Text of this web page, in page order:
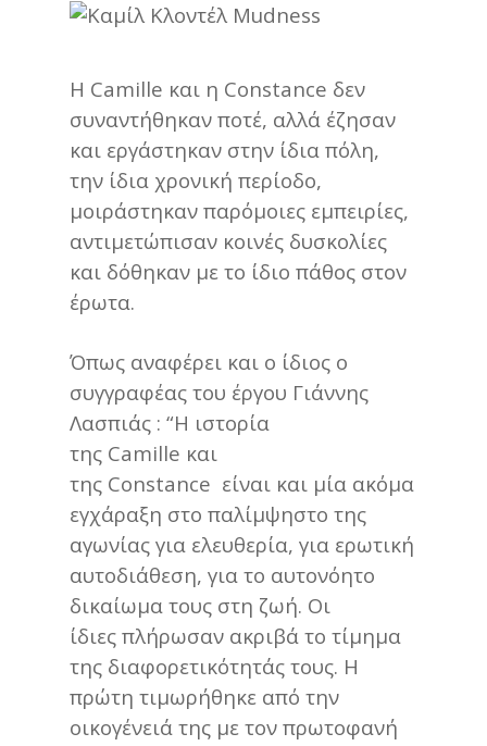
Η Camille και η Constance δεν
συναντήθηκαν ποτέ, αλλά έζησαν
και εργάστηκαν στην ίδια πόλη,
την ίδια χρονική περίοδο,
μοιράστηκαν παρόμοιες εμπειρίες,
αντιμετώπισαν κοινές δυσκολίες
και δόθηκαν με το ίδιο πάθος στον
έρωτα.
Όπως αναφέρει και ο ίδιος ο
συγγραφέας του έργου Γιάννης
Λασπιάς : “Η ιστορία
της Camille και
της Constance είναι και μία ακόμα
εγχάραξη στο παλίμψηστο της
αγωνίας για ελευθερία, για ερωτική
αυτοδιάθεση, για το αυτονόητο
δικαίωμα τους στη ζωή. Οι
ίδιες πλήρωσαν ακριβά το τίμημα
της διαφορετικότητάς τους. Η
πρώτη τιμωρήθηκε από την
οικογένειά της με τον πρωτοφανή